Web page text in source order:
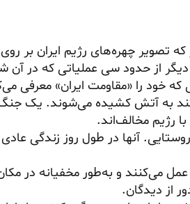
تصویر چهره‌های رژیم ایران بر
از حدود سی عملیاتی که در آن
خود را «مقاومت ایران» معرفی
به آتش کشیده می‌شوند. یک
رژیم مخالف‌اند.
آنها در طول روز زندگی عادی
می‌کنند و به‌طور مخفیانه در
از دیدگان.